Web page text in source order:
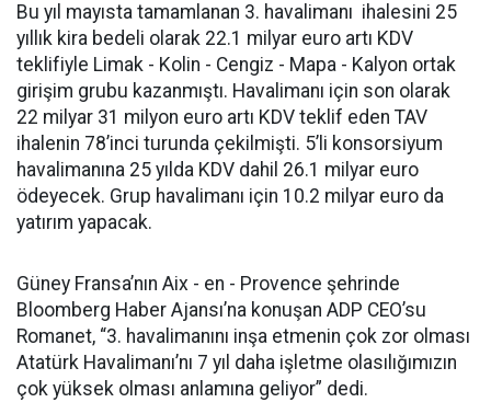
Bu yıl mayısta tamamlanan 3. havalimanı ihalesini 25
yıllık kira bedeli olarak 22.1 milyar euro artı KDV
teklifiyle Limak - Kolin - Cengiz - Mapa - Kalyon ortak
girişim grubu kazanmıştı. Havalimanı için son olarak
22 milyar 31 milyon euro artı KDV teklif eden TAV
ihalenin 78’inci turunda çekilmişti. 5’li konsorsiyum
havalimanına 25 yılda KDV dahil 26.1 milyar euro
ödeyecek. Grup havalimanı için 10.2 milyar euro da
yatırım yapacak.
Güney Fransa’nın Aix - en - Provence şehrinde
Bloomberg Haber Ajansı’na konuşan ADP CEO’su
Romanet, “3. havalimanını inşa etmenin çok zor olması
Atatürk Havalimanı’nı 7 yıl daha işletme olasılığımızın
çok yüksek olması anlamına geliyor” dedi.